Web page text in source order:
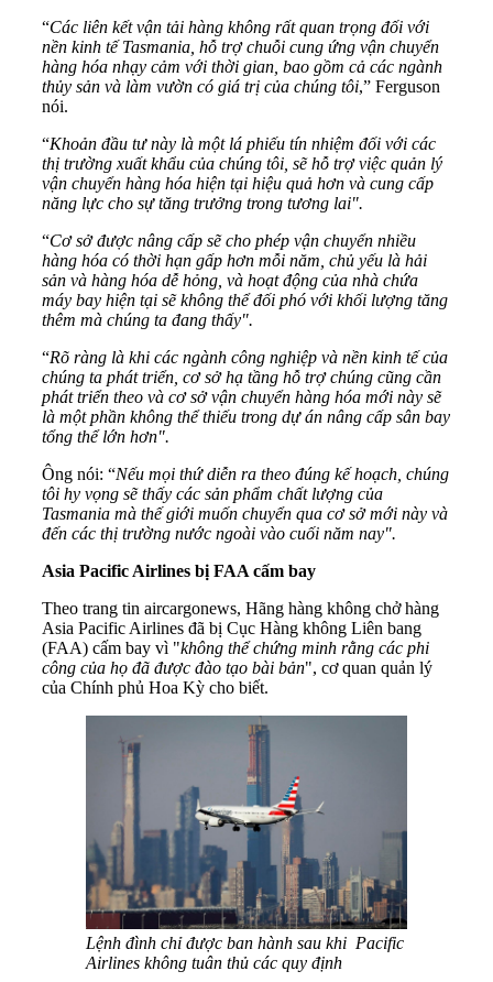
“Các liên kết vận tải hàng không rất quan trọng đối với
nền kinh tế Tasmania, hỗ trợ chuỗi cung ứng vận chuyển
hàng hóa nhạy cảm với thời gian, bao gồm cả các ngành
thủy sản và làm vườn có giá trị của chúng tôi,” Ferguson
nói.
“Khoản đầu tư này là một lá phiếu tín nhiệm đối với các
thị trường xuất khẩu của chúng tôi, sẽ hỗ trợ việc quản lý
vận chuyển hàng hóa hiện tại hiệu quả hơn và cung cấp
năng lực cho sự tăng trưởng trong tương lai".
“Cơ sở được nâng cấp sẽ cho phép vận chuyển nhiều
hàng hóa có thời hạn gấp hơn mỗi năm, chủ yếu là hải
sản và hàng hóa dễ hỏng, và hoạt động của nhà chứa
máy bay hiện tại sẽ không thể đối phó với khối lượng tăng
thêm mà chúng ta đang thấy".
“Rõ ràng là khi các ngành công nghiệp và nền kinh tế của
chúng ta phát triển, cơ sở hạ tầng hỗ trợ chúng cũng cần
phát triển theo và cơ sở vận chuyển hàng hóa mới này sẽ
là một phần không thể thiếu trong dự án nâng cấp sân bay
tổng thể lớn hơn".
Ông nói: “Nếu mọi thứ diễn ra theo đúng kế hoạch, chúng
tôi hy vọng sẽ thấy các sản phẩm chất lượng của
Tasmania mà thế giới muốn chuyển qua cơ sở mới này và
đến các thị trường nước ngoài vào cuối năm nay".
Asia Pacific Airlines bị FAA cấm bay
Theo trang tin aircargonews, Hãng hàng không chở hàng
Asia Pacific Airlines đã bị Cục Hàng không Liên bang
(FAA) cấm bay vì "không thể chứng minh rằng các phi
công của họ đã được đào tạo bài bản", cơ quan quản lý
của Chính phủ Hoa Kỳ cho biết.
Lệnh đình chỉ được ban hành sau khi Pacific
Airlines không tuân thủ các quy định